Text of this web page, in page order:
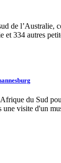
de l’Australie,
et 334 autres
du Sud
une visite d'un